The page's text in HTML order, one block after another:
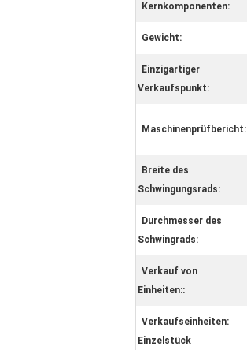
Kernkomponenten:
Gewicht:
Einzigartiger
Verkaufspunkt:
Maschinenprüfbericht:
Breite des
Schwingungsrads:
Durchmesser des
Schwingrads:
Verkauf von
Einheiten::
Verkaufseinheiten:
Einzelstück